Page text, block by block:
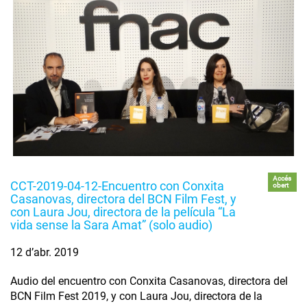
CCT-2019-04-12-Encuentro con Conxita
Casanovas, directora del BCN Film Fest, y
con Laura Jou, directora de la película “La
vida sense la Sara Amat” (solo audio)
Accés
obert
12 d’abr. 2019
Audio del encuentro con Conxita Casanovas, directora del
BCN Film Fest 2019, y con Laura Jou, directora de la